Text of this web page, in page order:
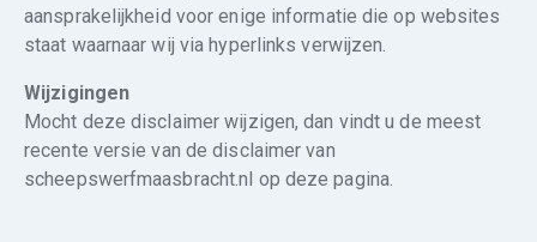
aansprakelijkheid voor enige informatie die op websites
staat waarnaar wij via hyperlinks verwijzen.
Wijzigingen
Mocht deze disclaimer wijzigen, dan vindt u de meest
recente versie van de disclaimer van
scheepswerfmaasbracht.nl op deze pagina.